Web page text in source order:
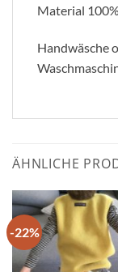
Material
Handwäsche
ÄHNLICHE
-22%